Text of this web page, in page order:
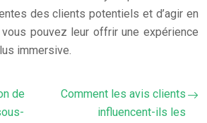
des clients potentiels et d’agir en
pouvez leur offrir une expérience
immersive.
de
Comment les avis clients
influencent-ils les